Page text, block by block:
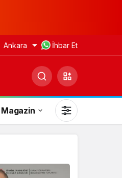
Ankara İhbar Et
Magazin